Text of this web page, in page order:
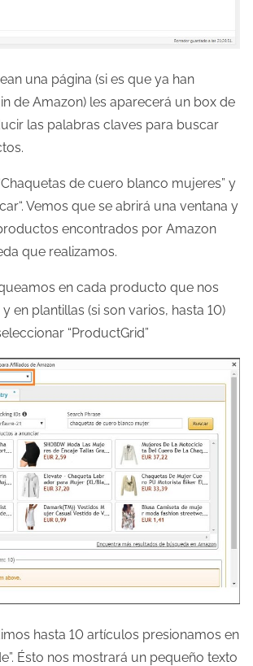
una página (si es que ya han
de Amazon) les aparecerá un box de
las palabras claves para buscar
de cuero blanco mujeres” y
Vemos que se abrirá una ventana y
encontrados por Amazon
que realizamos.
en cada producto que nos
en plantillas (si son varios, hasta 10)
“ProductGrid”
hasta 10 artículos presionamos en
Ésto nos mostrará un pequeño texto